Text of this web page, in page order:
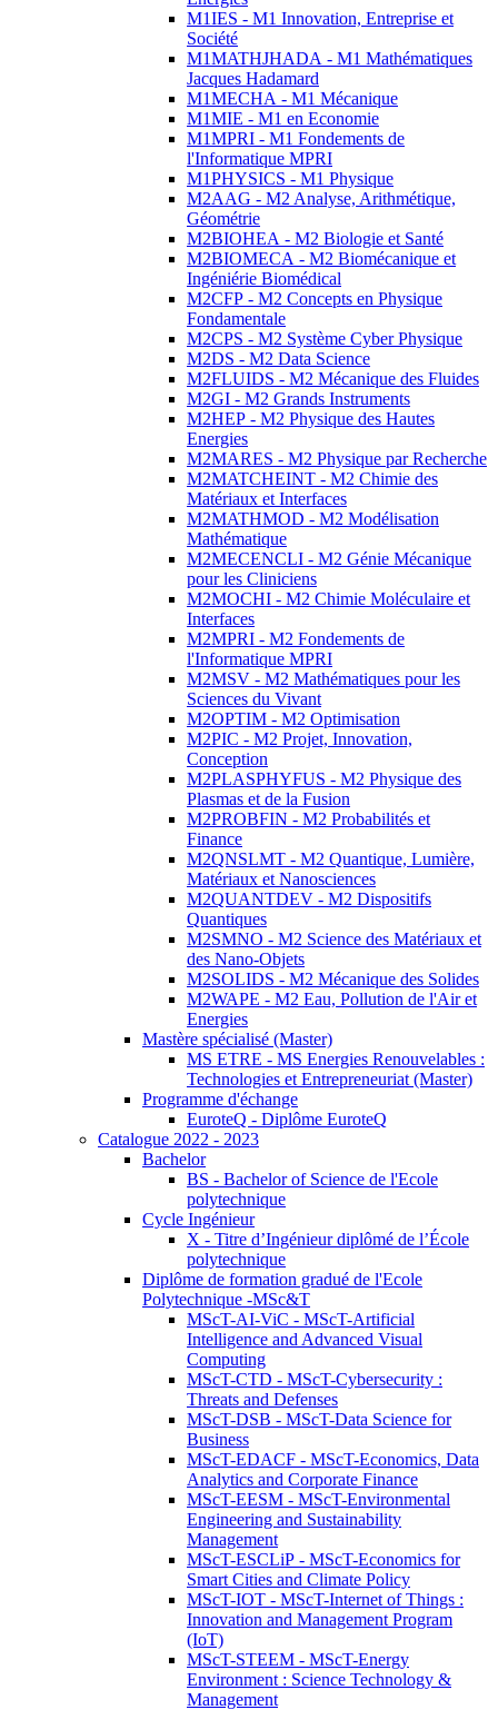
M1IES - M1 Innovation, Entreprise et
Société
M1MATHJHADA - M1 Mathématiques
Jacques Hadamard
M1MECHA - M1 Mécanique
M1MIE - M1 en Economie
M1MPRI - M1 Fondements de
l'Informatique MPRI
M1PHYSICS - M1 Physique
M2AAG - M2 Analyse, Arithmétique,
Géométrie
M2BIOHEA - M2 Biologie et Santé
M2BIOMECA - M2 Biomécanique et
Ingéniérie Biomédical
M2CFP - M2 Concepts en Physique
Fondamentale
M2CPS - M2 Système Cyber Physique
M2DS - M2 Data Science
M2FLUIDS - M2 Mécanique des Fluides
M2GI - M2 Grands Instruments
M2HEP - M2 Physique des Hautes
Energies
M2MARES - M2 Physique par Recherche
M2MATCHEINT - M2 Chimie des
Matériaux et Interfaces
M2MATHMOD - M2 Modélisation
Mathématique
M2MECENCLI - M2 Génie Mécanique
pour les Cliniciens
M2MOCHI - M2 Chimie Moléculaire et
Interfaces
M2MPRI - M2 Fondements de
l'Informatique MPRI
M2MSV - M2 Mathématiques pour les
Sciences du Vivant
M2OPTIM - M2 Optimisation
M2PIC - M2 Projet, Innovation,
Conception
M2PLASPHYFUS - M2 Physique des
Plasmas et de la Fusion
M2PROBFIN - M2 Probabilités et
Finance
M2QNSLMT - M2 Quantique, Lumière,
Matériaux et Nanosciences
M2QUANTDEV - M2 Dispositifs
Quantiques
M2SMNO - M2 Science des Matériaux et
des Nano-Objets
M2SOLIDS - M2 Mécanique des Solides
M2WAPE - M2 Eau, Pollution de l'Air et
Energies
Mastère spécialisé (Master)
MS ETRE - MS Energies Renouvelables :
Technologies et Entrepreneuriat (Master)
Programme d'échange
EuroteQ - Diplôme EuroteQ
Catalogue 2022 - 2023
Bachelor
BS - Bachelor of Science de l'Ecole
polytechnique
Cycle Ingénieur
X - Titre d’Ingénieur diplômé de l’École
polytechnique
Diplôme de formation gradué de l'Ecole
Polytechnique -MSc&T
MScT-AI-ViC - MScT-Artificial
Intelligence and Advanced Visual
Computing
MScT-CTD - MScT-Cybersecurity :
Threats and Defenses
MScT-DSB - MScT-Data Science for
Business
MScT-EDACF - MScT-Economics, Data
Analytics and Corporate Finance
MScT-EESM - MScT-Environmental
Engineering and Sustainability
Management
MScT-ESCLiP - MScT-Economics for
Smart Cities and Climate Policy
MScT-IOT - MScT-Internet of Things :
Innovation and Management Program
(IoT)
MScT-STEEM - MScT-Energy
Environment : Science Technology &
Management